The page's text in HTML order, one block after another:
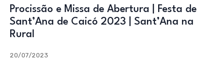
Procissão e Missa de Abertura | Festa de
Sant’Ana de Caicó 2023 | Sant’Ana na
Rural
20/07/2023